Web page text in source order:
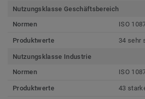
Nutzungsklasse Geschäftsbereich
Normen
ISO
Produktwerte 34 sehr
Nutzungsklasse Industrie
Normen
ISO
Produktwerte 43